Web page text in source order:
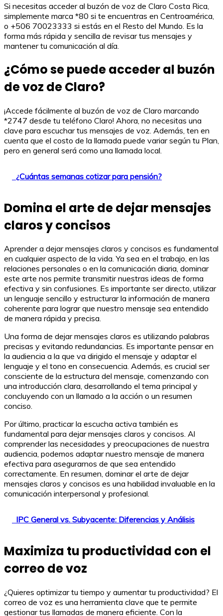
Si necesitas acceder al buzón de voz de Claro Costa Rica,
simplemente marca *80 si te encuentras en Centroamérica,
o +506 70023333 si estás en el Resto del Mundo. Es la
forma más rápida y sencilla de revisar tus mensajes y
mantener tu comunicación al día.
¿Cómo se puede acceder al buzón
de voz de Claro?
¡Accede fácilmente al buzón de voz de Claro marcando
*2747 desde tu teléfono Claro! Ahora, no necesitas una
clave para escuchar tus mensajes de voz. Además, ten en
cuenta que el costo de la llamada puede variar según tu Plan,
pero en general será como una llamada local.
¿Cuántas semanas cotizar para pensión?
Domina el arte de dejar mensajes
claros y concisos
Aprender a dejar mensajes claros y concisos es fundamental
en cualquier aspecto de la vida. Ya sea en el trabajo, en las
relaciones personales o en la comunicación diaria, dominar
este arte nos permite transmitir nuestras ideas de forma
efectiva y sin confusiones. Es importante ser directo, utilizar
un lenguaje sencillo y estructurar la información de manera
coherente para lograr que nuestro mensaje sea entendido
de manera rápida y precisa.
Una forma de dejar mensajes claros es utilizando palabras
precisas y evitando redundancias. Es importante pensar en
la audiencia a la que va dirigido el mensaje y adaptar el
lenguaje y el tono en consecuencia. Además, es crucial ser
consciente de la estructura del mensaje, comenzando con
una introducción clara, desarrollando el tema principal y
concluyendo con un llamado a la acción o un resumen
conciso.
Por último, practicar la escucha activa también es
fundamental para dejar mensajes claros y concisos. Al
comprender las necesidades y preocupaciones de nuestra
audiencia, podemos adaptar nuestro mensaje de manera
efectiva para asegurarnos de que sea entendido
correctamente. En resumen, dominar el arte de dejar
mensajes claros y concisos es una habilidad invaluable en la
comunicación interpersonal y profesional.
IPC General vs. Subyacente: Diferencias y Análisis
Maximiza tu productividad con el
correo de voz
¿Quieres optimizar tu tiempo y aumentar tu productividad? El
correo de voz es una herramienta clave que te permite
gestionar tus llamadas de manera eficiente. Con la